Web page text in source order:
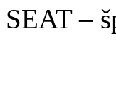
SEAT –